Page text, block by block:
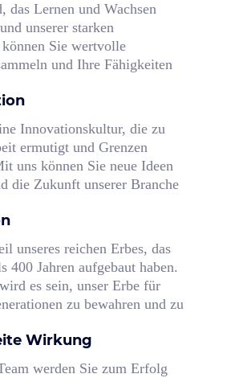
das Lernen und Wachsen
unserer starken
Sie wertvolle
und Ihre Fähigkeiten
Innovationskultur, die zu
ermutigt und Grenzen
uns können Sie neue Ideen
die Zukunft unserer Branche
unseres reichen Erbes, das
400 Jahren aufgebaut haben.
es sein, unser Erbe für
zu bewahren und zu
Wirkung
werden Sie zum Erfolg